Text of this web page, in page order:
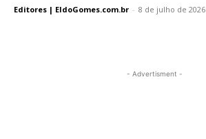
Editores | EldoGomes.com.br - 8 de julho de 2026
- Advertisment -